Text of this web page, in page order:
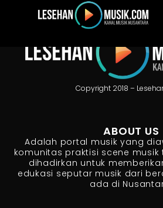
Copyright 2018 –
ABOUT US
Adalah portal musik yang
komunitas praktisi scene musik
dihadirkan untuk
edukasi seputar musik dari
ada di